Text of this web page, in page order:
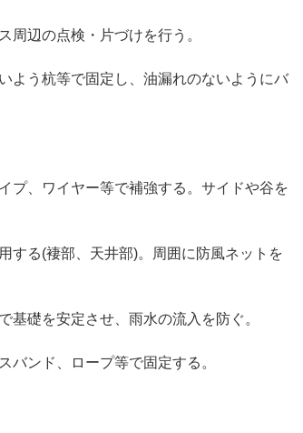
周辺の点検・片づけを行う。
よう杭等で固定し、油漏れのないようにバ
プ、ワイヤー等で補強する。サイドや谷を
する(褄部、天井部)。周囲に防風ネットを
基礎を安定させ、雨水の流入を防ぐ。
バンド、ロープ等で固定する。